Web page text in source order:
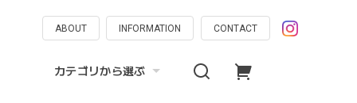
ABOUT INFORMATION CONTACT
カテゴリから選ぶ